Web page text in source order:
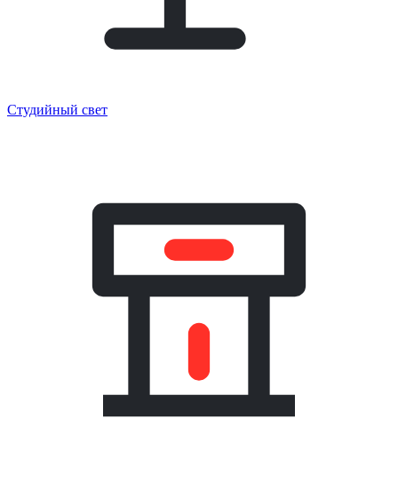
Студийный свет